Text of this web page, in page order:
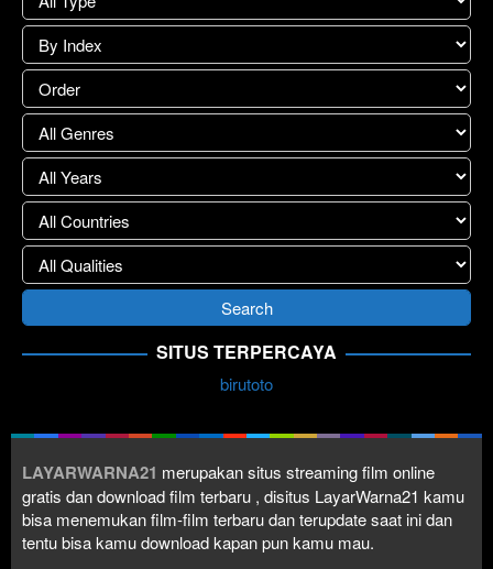
SITUS TERPERCAYA
birutoto
LAYARWARNA21 merupakan situs streaming film online
gratis dan download film terbaru , disitus LayarWarna21 kamu
bisa menemukan film-film terbaru dan terupdate saat ini dan
tentu bisa kamu download kapan pun kamu mau.